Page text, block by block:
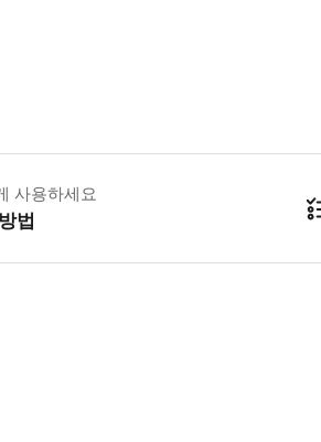
~12세 이상, 신장 110cm~140cm 이상이면 이
사용하세요
법